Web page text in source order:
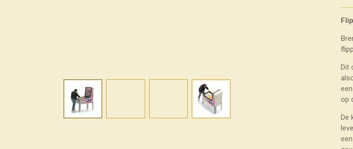
Dit
op
De